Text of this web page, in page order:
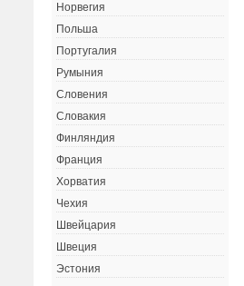
Норвегия
Польша
Португалия
Румыния
Словения
Словакия
Финляндия
Франция
Хорватия
Чехия
Швейцария
Швеция
Эстония